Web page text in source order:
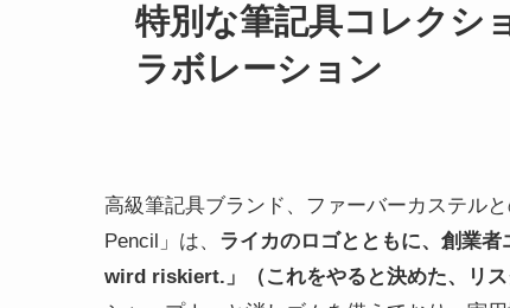
特別な筆記具コレクシ
ラボレーション
高級筆記具ブランド、ファーバーカステル
Pencil」は、 ライカのロゴとともに、創業
wird riskiert.」（これをやると決めた、リ